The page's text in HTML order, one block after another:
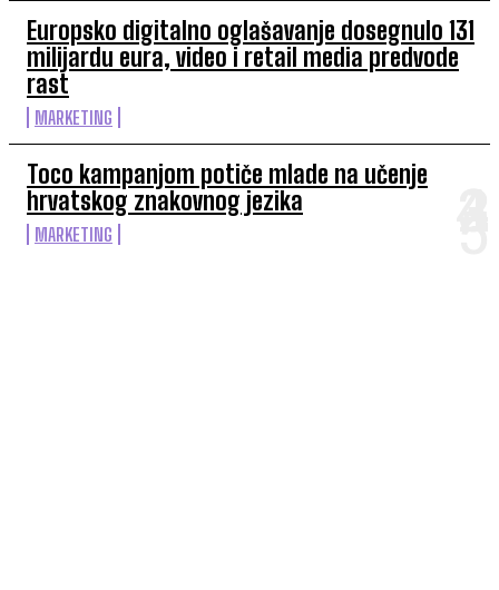
Europsko digitalno oglašavanje dosegnulo 131
milijardu eura, video i retail media predvode
rast
MARKETING
Toco kampanjom potiče mlade na učenje
hrvatskog znakovnog jezika
MARKETING